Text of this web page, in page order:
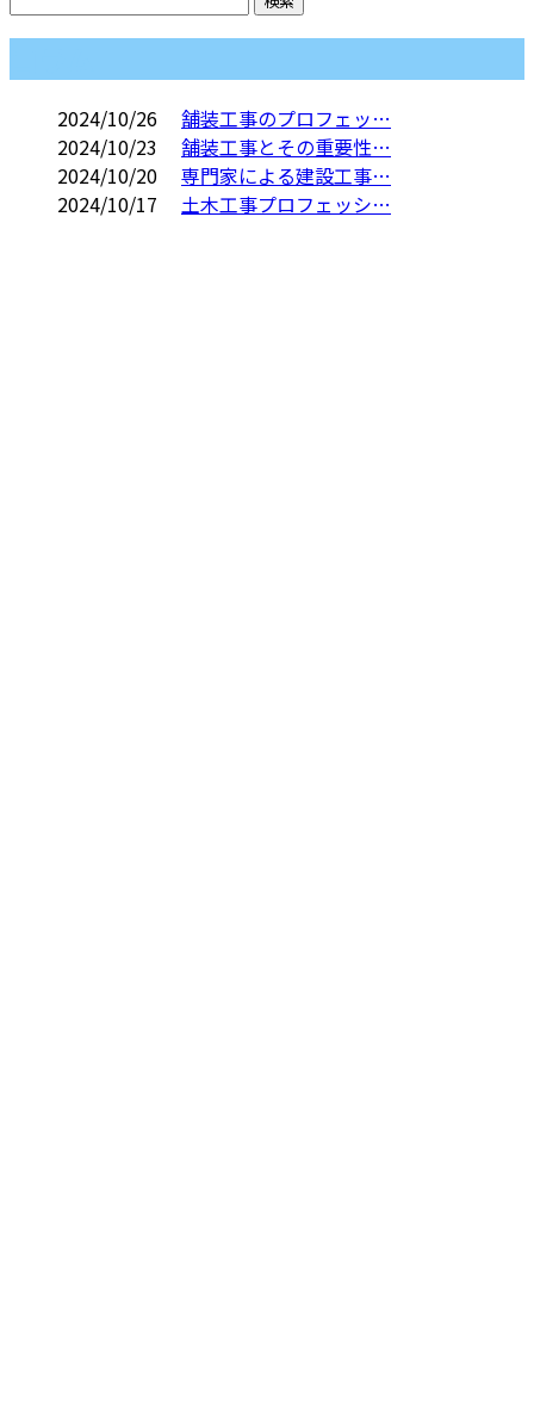
2024/10/26
舗装工事のプロフェッ…
2024/10/23
舗装工事とその重要性…
2024/10/20
専門家による建設工事…
2024/10/17
土木工事プロフェッシ…